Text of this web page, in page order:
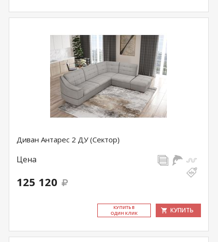
Диван Антарес 2 ДУ (Сектор)
Цена
125 120
КУ­ПИТЬ В
ОДИН КЛИК
КУПИТЬ